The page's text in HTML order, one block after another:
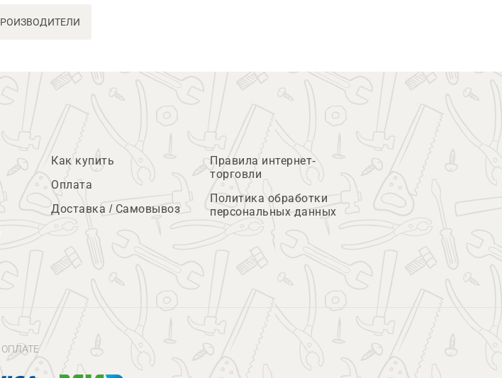
Как купить
Оплата
Доставка / Самовывоз
Правила интернет-
торговли
Политика обработки
персональных данных